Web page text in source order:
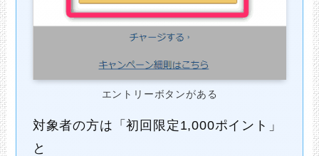
エントリーボタンがある
対象者の方は「初回限定1,000ポイント」
と